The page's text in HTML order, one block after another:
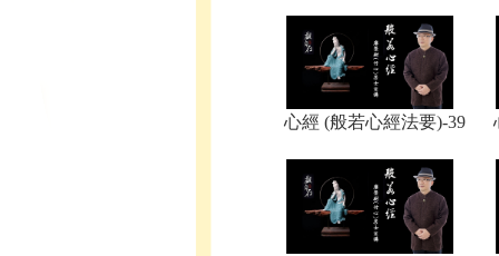
心經 (般若心經法要)-39